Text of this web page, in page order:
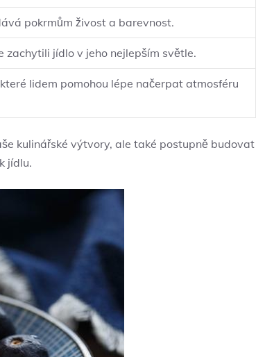
pokrmům živost a barevnost.
zachytili jídlo v jeho nejlepším světle.
lidem pomohou lépe načerpat atmosféru
kulinářské výtvory, ale také postupně budovat
jídlu.